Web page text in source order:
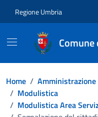
Regione Umbria
Home / Amministrazione
/ Modulistica
/ Modulistica Area